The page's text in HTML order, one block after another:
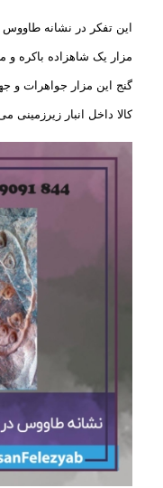
این تفکر در نشانه طاووس
مزار یک شاهزاده باکره
گنج این مزار جواهرات و
کالا داخل انبار زیرزمینی